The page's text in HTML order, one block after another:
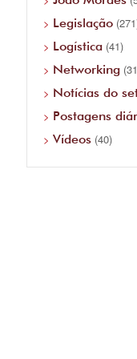
Legislação
Logística (41)
Networking
Notícias do
Postagens
Vídeos (40)